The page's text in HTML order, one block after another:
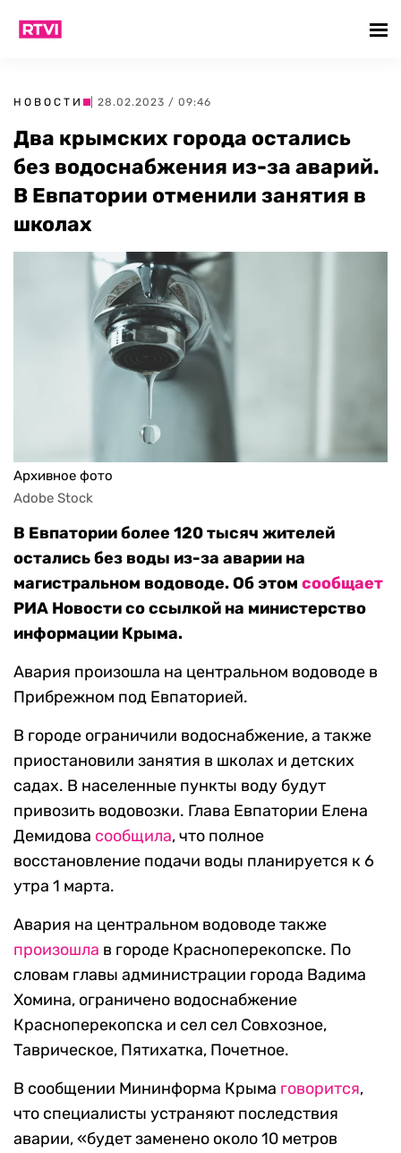
НОВОСТИ | 28.02.2023 / 09:46
Два крымских города остались
без водоснабжения из-за аварий.
В Евпатории отменили занятия в
школах
Архивное фото
Adobe Stock
В Евпатории более 120 тысяч жителей
остались без воды из-за аварии на
магистральном водоводе. Об этом сообщает
РИА Новости со ссылкой на министерство
информации Крыма.
Авария произошла на центральном водоводе в
Прибрежном под Евпаторией.
В городе ограничили водоснабжение, а также
приостановили занятия в школах и детских
садах. В населенные пункты воду будут
привозить водовозки. Глава Евпатории Елена
Демидова сообщила, что полное
восстановление подачи воды планируется к 6
утра 1 марта.
Авария на центральном водоводе также
произошла в городе Красноперекопске. По
словам главы администрации города Вадима
Хомина, ограничено водоснабжение
Красноперекопска и сел сел Совхозное,
Таврическое, Пятихатка, Почетное.
В сообщении Мининформа Крыма говорится,
что специалисты устраняют последствия
аварии, «будет заменено около 10 метров